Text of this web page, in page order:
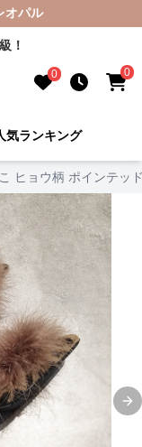
オパル
！
0 0
気ランキング
ヒョウ柄 ポインテッ